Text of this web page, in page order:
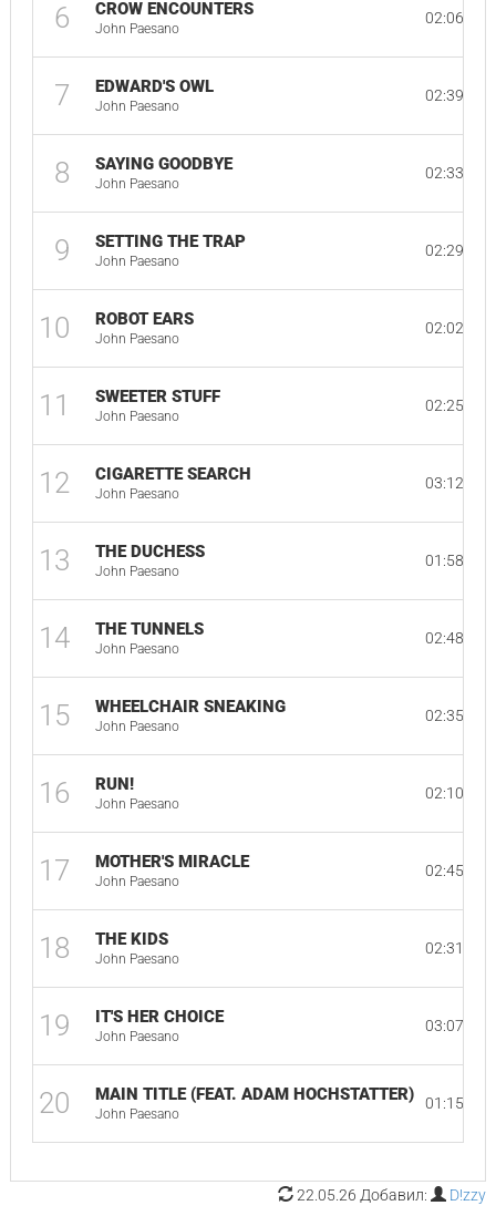
6 CROW ENCOUNTERS
John Paesano
02:06
7 EDWARD'S OWL
John Paesano
02:39
8 SAYING GOODBYE
John Paesano
02:33
9 SETTING THE TRAP
John Paesano
02:29
10 ROBOT EARS
John Paesano
02:02
11 SWEETER STUFF
John Paesano
02:25
12 CIGARETTE SEARCH
John Paesano
03:12
13 THE DUCHESS
John Paesano
01:58
14 THE TUNNELS
John Paesano
02:48
15 WHEELCHAIR SNEAKING
John Paesano
02:35
16 RUN!
John Paesano
02:10
17 MOTHER'S MIRACLE
John Paesano
02:45
18 THE KIDS
John Paesano
02:31
19 IT'S HER CHOICE
John Paesano
03:07
20 MAIN TITLE (FEAT. ADAM HOCHSTATTER)
John Paesano
01:15
22.05.26 Добавил: D!zzy